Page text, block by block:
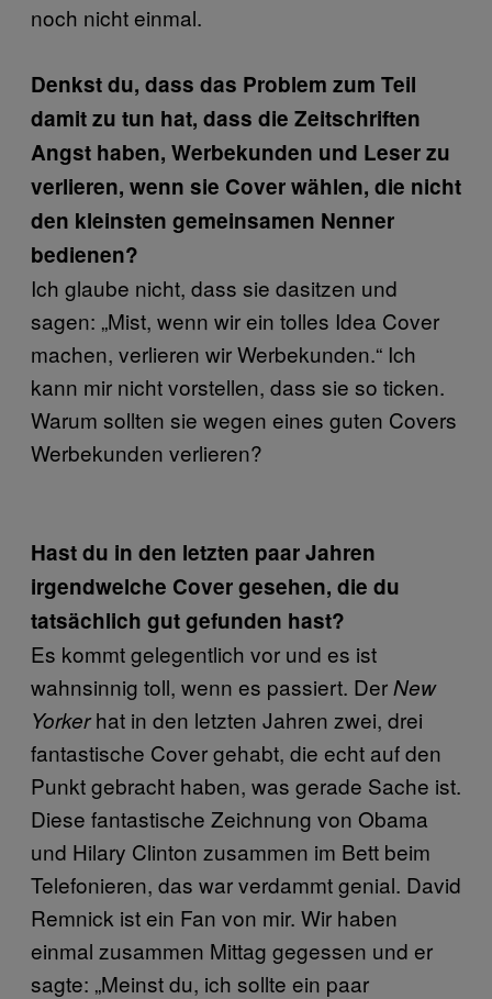
noch nicht einmal.
Denkst du, dass das Problem zum Teil
damit zu tun hat, dass die Zeitschriften
Angst haben, Werbekunden und Leser zu
verlieren, wenn sie Cover wählen, die nicht
den kleinsten gemeinsamen Nenner
bedienen?
Ich glaube nicht, dass sie dasitzen und
sagen: „Mist, wenn wir ein tolles Idea Cover
machen, verlieren wir Werbekunden.“ Ich
kann mir nicht vorstellen, dass sie so ticken.
Warum sollten sie wegen eines guten Covers
Werbekunden verlieren?
Hast du in den letzten paar Jahren
irgendwelche Cover gesehen, die du
tatsächlich gut gefunden hast?
Es kommt gelegentlich vor und es ist
wahnsinnig toll, wenn es passiert. DerNew
Yorkerhat in den letzten Jahren zwei, drei
fantastische Cover gehabt, die echt auf den
Punkt gebracht haben, was gerade Sache ist.
Diese fantastische Zeichnung von Obama
und Hilary Clinton zusammen im Bett beim
Telefonieren, das war verdammt genial. David
Remnick ist ein Fan von mir. Wir haben
einmal zusammen Mittag gegessen und er
sagte: „Meinst du, ich sollte ein paar